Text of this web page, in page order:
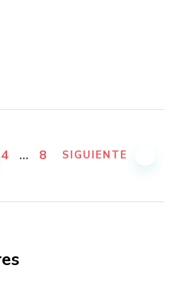
PÁGINA
4 … PÁGINA
8 SIGUIENTE